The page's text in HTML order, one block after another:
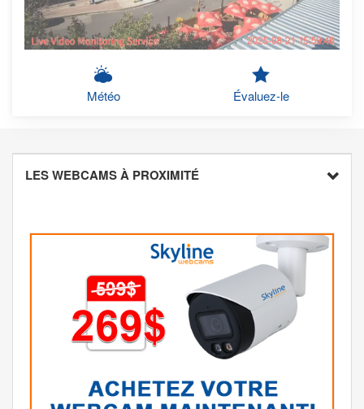
Météo Évaluez-le
LES WEBCAMS À PROXIMITÉ